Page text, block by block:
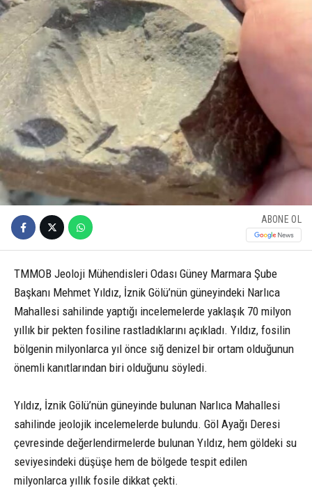
ABONE OL
TMMOB Jeoloji Mühendisleri Odası Güney Marmara Şube
Başkanı Mehmet Yıldız, İznik Gölü’nün güneyindeki Narlıca
Mahallesi sahilinde yaptığı incelemelerde yaklaşık 70 milyon
yıllık bir pekten fosiline rastladıklarını açıkladı. Yıldız, fosilin
bölgenin milyonlarca yıl önce sığ denizel bir ortam olduğunun
önemli kanıtlarından biri olduğunu söyledi.
Yıldız, İznik Gölü’nün güneyinde bulunan Narlıca Mahallesi
sahilinde jeolojik incelemelerde bulundu. Göl Ayağı Deresi
çevresinde değerlendirmelerde bulunan Yıldız, hem göldeki su
seviyesindeki düşüşe hem de bölgede tespit edilen
milyonlarca yıllık fosile dikkat çekti.